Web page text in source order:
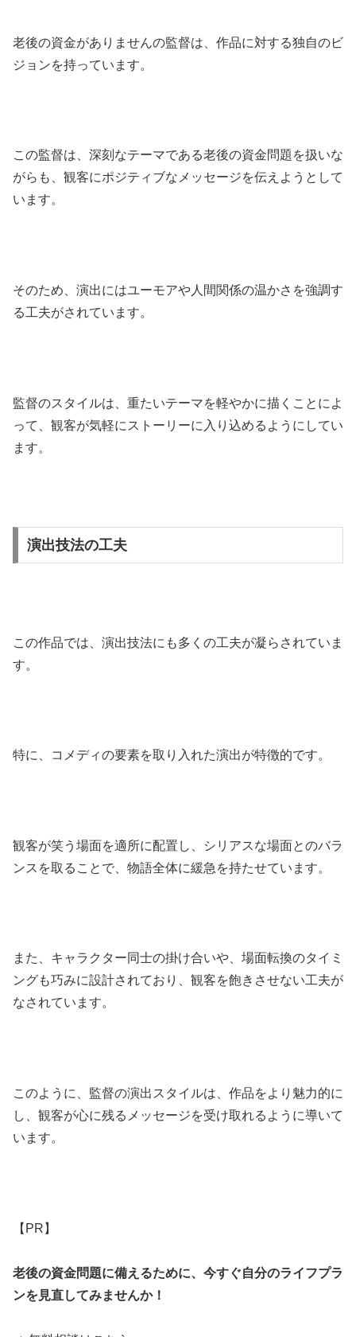
老後の資金がありませんの監督は、作品に対する独自のビ
ジョンを持っています。
この監督は、深刻なテーマである老後の資金問題を扱いな
がらも、観客にポジティブなメッセージを伝えようとして
います。
そのため、演出にはユーモアや人間関係の温かさを強調す
る工夫がされています。
監督のスタイルは、重たいテーマを軽やかに描くことによ
って、観客が気軽にストーリーに入り込めるようにしてい
ます。
演出技法の工夫
この作品では、演出技法にも多くの工夫が凝らされていま
す。
特に、コメディの要素を取り入れた演出が特徴的です。
観客が笑う場面を適所に配置し、シリアスな場面とのバラ
ンスを取ることで、物語全体に緩急を持たせています。
また、キャラクター同士の掛け合いや、場面転換のタイミ
ングも巧みに設計されており、観客を飽きさせない工夫が
なされています。
このように、監督の演出スタイルは、作品をより魅力的に
し、観客が心に残るメッセージを受け取れるように導いて
います。
【PR】
老後の資金問題に備えるために、今すぐ自分のライフプラ
ンを見直してみませんか！